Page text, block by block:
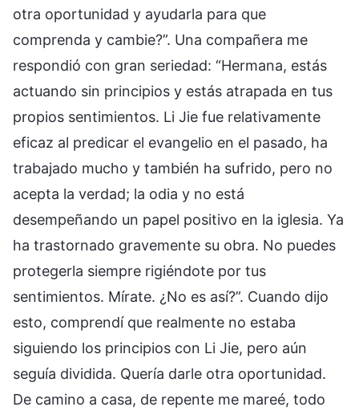
otra oportunidad y ayudarla para que
comprenda y cambie?”. Una compañera me
respondió con gran seriedad: “Hermana, estás
actuando sin principios y estás atrapada en tus
propios sentimientos. Li Jie fue relativamente
eficaz al predicar el evangelio en el pasado, ha
trabajado mucho y también ha sufrido, pero no
acepta la verdad; la odia y no está
desempeñando un papel positivo en la iglesia. Ya
ha trastornado gravemente su obra. No puedes
protegerla siempre rigiéndote por tus
sentimientos. Mírate. ¿No es así?”. Cuando dijo
esto, comprendí que realmente no estaba
siguiendo los principios con Li Jie, pero aún
seguía dividida. Quería darle otra oportunidad.
De camino a casa, de repente me mareé, todo